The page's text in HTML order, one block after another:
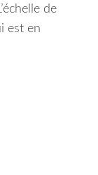
de
est en